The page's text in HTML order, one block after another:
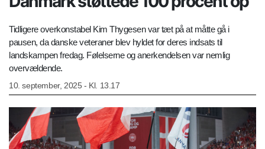
Tidligere overkonstabel Kim Thygesen var tæt på at måtte gå i
pausen, da danske veteraner blev hyldet for deres indsats til
landskampen fredag. Følelserne og anerkendelsen var nemlig
overvældende.
10. september, 2025 - Kl. 13.17